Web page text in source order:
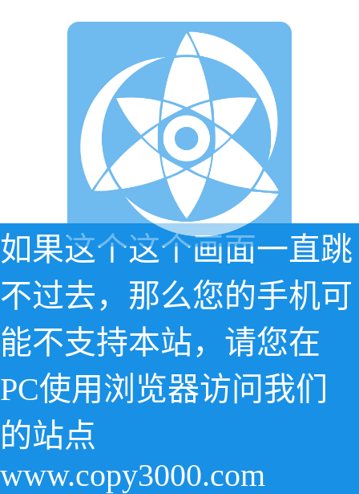
如果这个这个画面一直跳
不过去，那么您的手机可
能不支持本站，请您在
PC使用浏览器访问我们
的站点
www.copy3000.com